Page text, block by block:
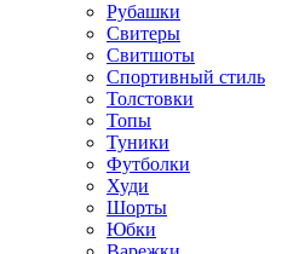
Рубашки
Свитеры
Свитшоты
Спортивный стиль
Толстовки
Топы
Туники
Футболки
Худи
Шорты
Юбки